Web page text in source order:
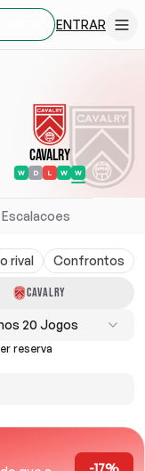
ENTRAR
Cavalry
W D L W W
Escalacoes
rival Confrontos
CAVALRY
20 Jogos
reserva
-17%